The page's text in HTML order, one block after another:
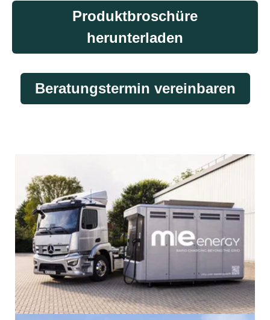
Produktbroschüre
herunterladen
Beratungstermin vereinbaren